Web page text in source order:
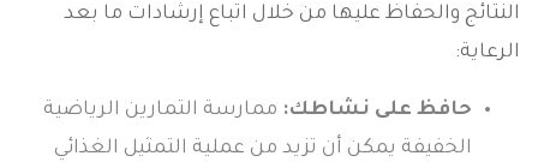
النتائج والحفاظ عليها من خلال اتباع إرشادات ما بعد
الرعاية:
حافظ على نشاطك: ممارسة التمارين الرياضية
الخفيفة يمكن أن تزيد من عملية التمثيل الغذائي